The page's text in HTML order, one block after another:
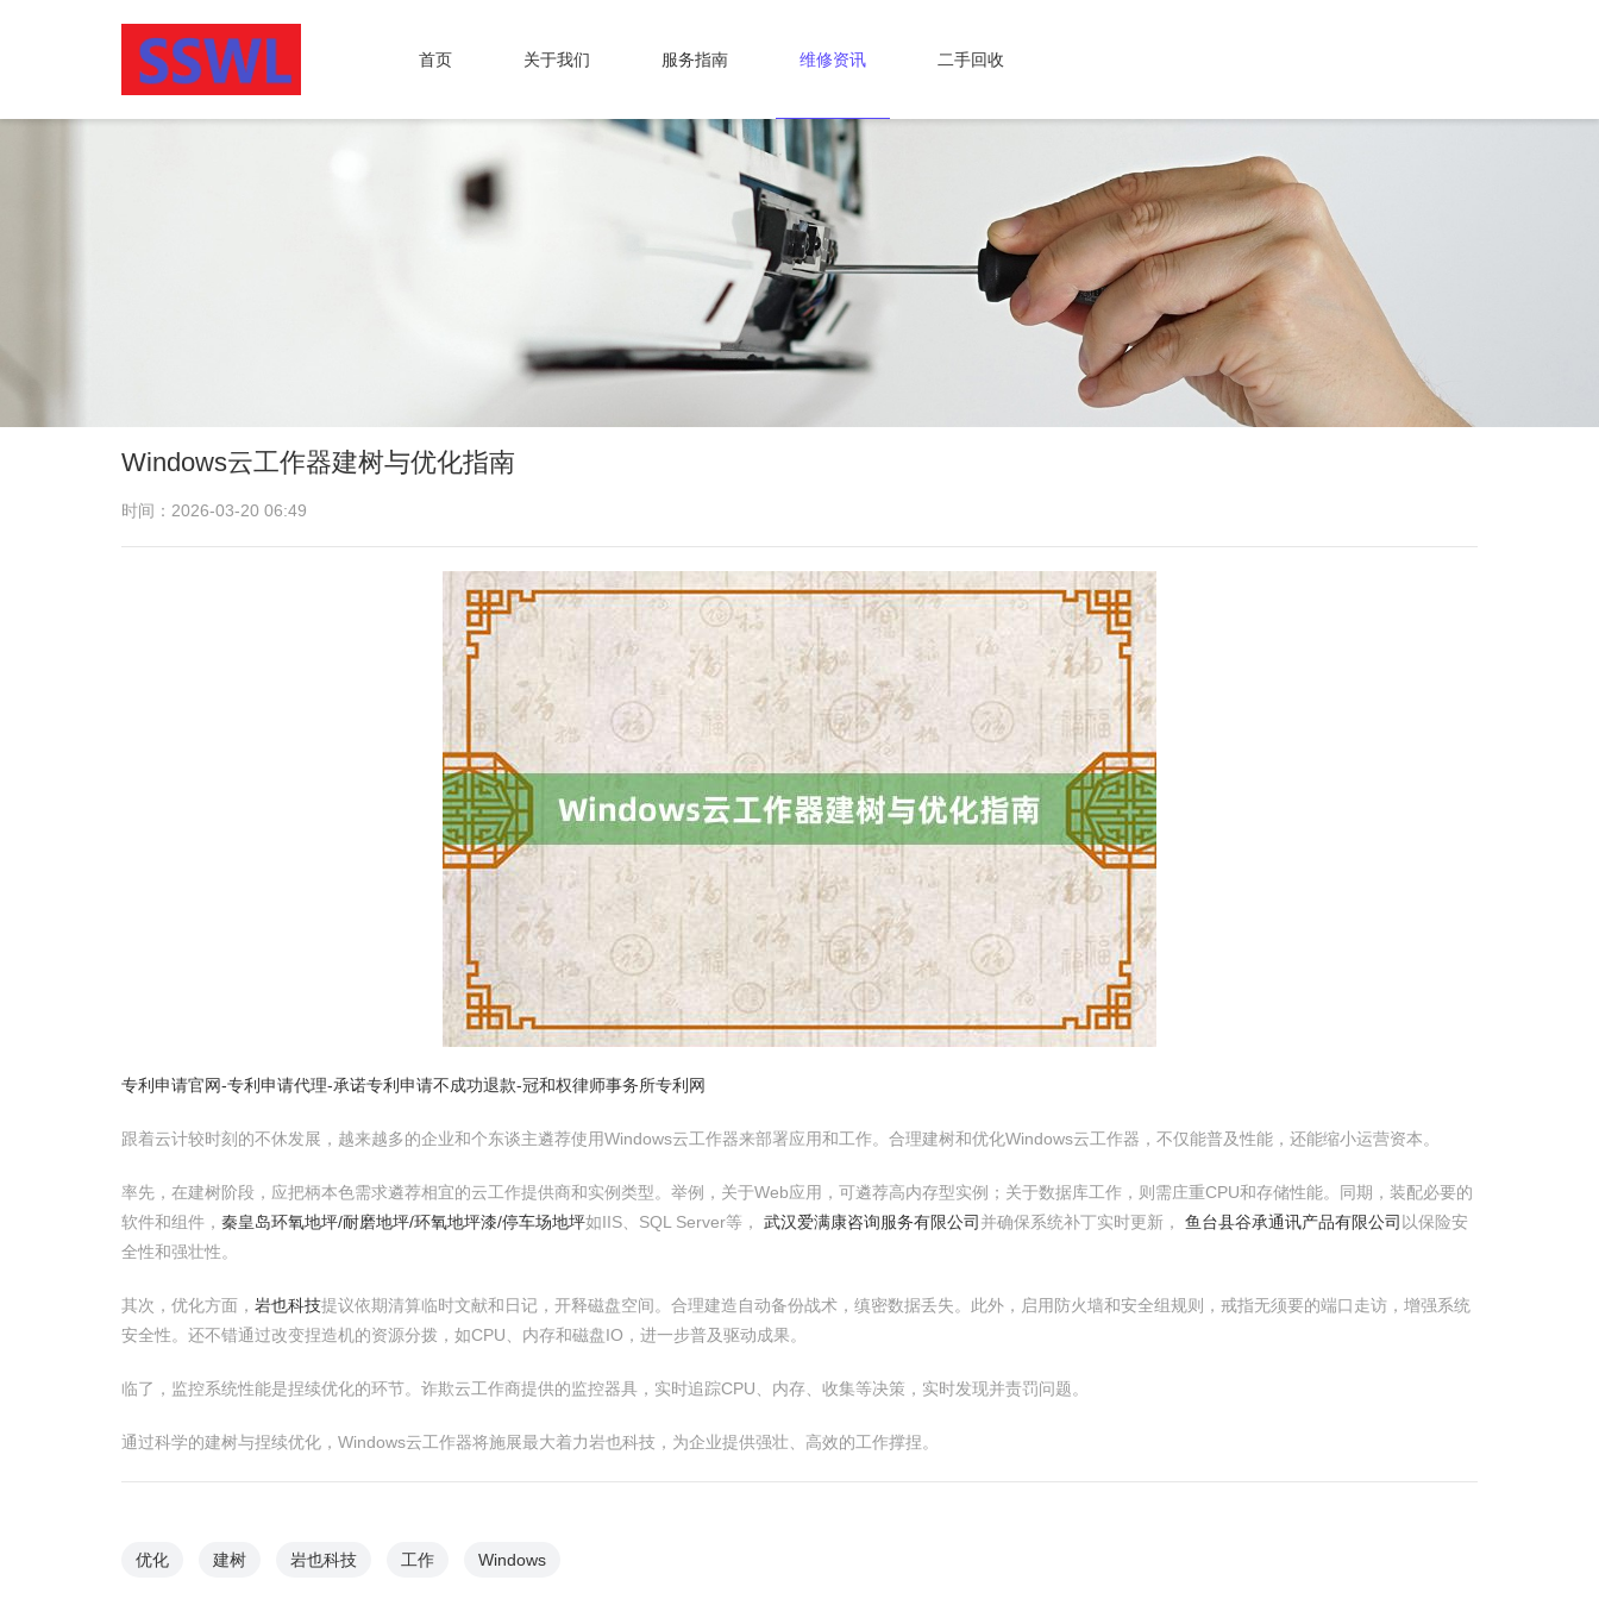
首页 关于我们 服务指南 维修资讯 二手回收
Windows云工作器建树与优化指南
时间：2026-03-20 06:49
专利申请官网-专利申请代理-承诺专利申请不成功退款-冠和权律师事务所专利网
跟着云计较时刻的不休发展，越来越多的企业和个东谈主遴荐使用Windows云工作器来部署应用和工作。合理建树和优化Windows云工作器，不仅能普及性能，还能缩小运营资本。
率先，在建树阶段，应把柄本色需求遴荐相宜的云工作提供商和实例类型。举例，关于Web应用，可遴荐高内存型实例；关于数据库工作，则需庄重CPU和存储性能。同期，装配必要的
软件和组件， 秦皇岛环氧地坪/耐磨地坪/环氧地坪漆/停车场地坪如IIS、SQL Server等， 武汉爱满康咨询服务有限公司 并确保系统补丁实时更新， 鱼台县谷承通讯产品有限公司 以保险安
全性和强壮性。
其次，优化方面， 岩也科技提议依期清算临时文献和日记，开释磁盘空间。合理建造自动备份战术，缜密数据丢失。此外，启用防火墙和安全组规则，戒指无须要的端口走访，增强系统
安全性。还不错通过改变捏造机的资源分拨，如CPU、内存和磁盘IO，进一步普及驱动成果。
临了，监控系统性能是捏续优化的环节。诈欺云工作商提供的监控器具，实时追踪CPU、内存、收集等决策，实时发现并责罚问题。
通过科学的建树与捏续优化，Windows云工作器将施展最大着力岩也科技，为企业提供强壮、高效的工作撑捏。
优化 建树 岩也科技 工作 Windows